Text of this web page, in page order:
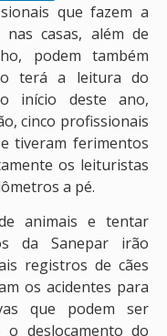
que fazem a
casas, além de
podem também
terá a leitura do
início deste ano,
cinco profissionais
tiveram ferimentos
os leituristas
a pé.
animais e tentar
da Sanepar irão
registros de cães
os acidentes para
que podem ser
o deslocamento do